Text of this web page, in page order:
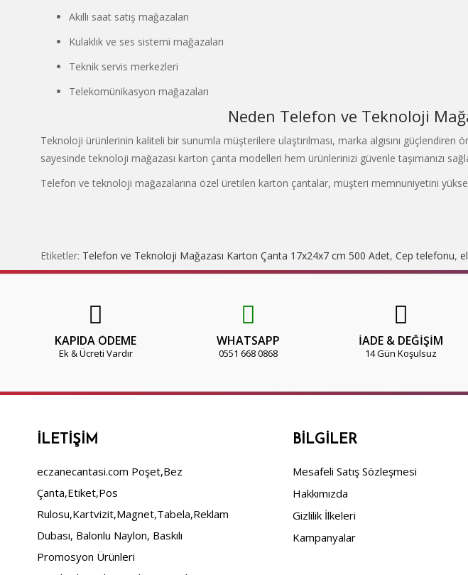
Akıllı saat satış mağazaları
Kulaklık ve ses sistemi mağazaları
Teknik servis merkezleri
Telekomünikasyon mağazaları
Neden Telefon ve Teknoloji
Teknoloji ürünlerinin kaliteli bir sunumla müşterilere ulaştırılması, marka algısını güçlendiren
sayesinde teknoloji mağazası karton çanta modelleri hem ürünlerinizi güvenle taşımanızı
Telefon ve teknoloji mağazalarına özel üretilen karton çantalar, müşteri memnuniyetini
Etiketler: Telefon ve Teknoloji Mağazası Karton Çanta 17x24x7 cm 500 Adet, Cep telefonu,
KAPIDA ÖDEME
Ek & Ücreti Vardır
WHATSAPP
0551 668 0868
İADE & DEĞİŞİM
14 Gün Koşulsuz
İLETIŞIM
eczanecantasi.com Poşet,Bez
Çanta,Etiket,Pos
Rulosu,Kartvizit,Magnet,Tabela,Reklam
Dubası, Balonlu Naylon, Baskılı
Promosyon Ürünleri
BILGILER
Mesafeli Satış Sözleşmesi
Hakkımızda
Gizlilik İlkeleri
Kampanyalar